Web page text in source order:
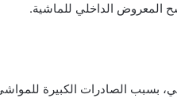
المعروض الداخلي للماشية.
بسبب الصادرات الكبيرة